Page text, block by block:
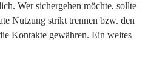
Wer sichergehen möchte, sollte
Nutzung strikt trennen bzw. den
Kontakte gewähren. Ein weites